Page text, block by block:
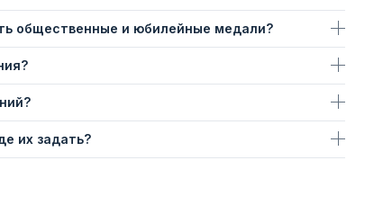
общественные и юбилейные медали?
их задать?